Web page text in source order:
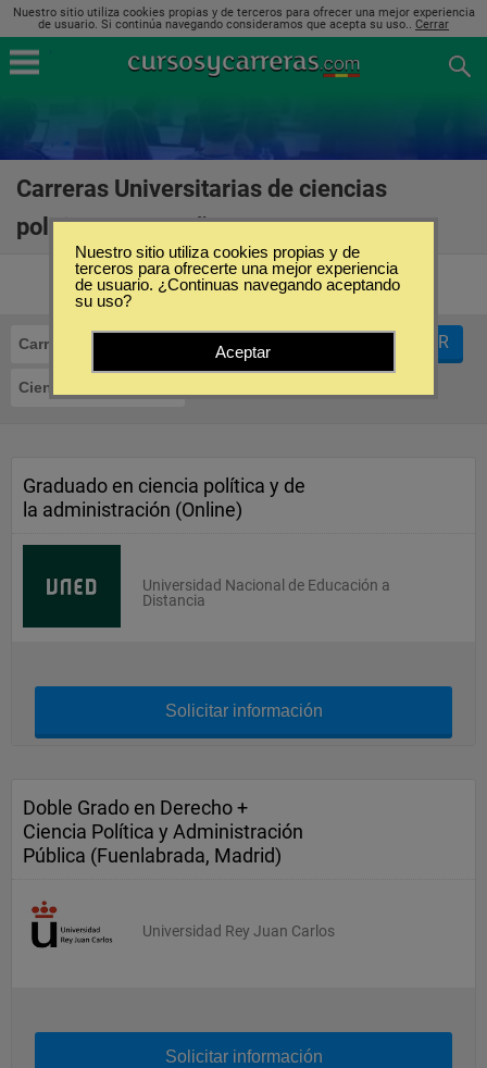
Nuestro sitio utiliza cookies propias y de terceros para ofrecer una mejor experiencia
de usuario. Si continúa navegando consideramos que acepta su uso.. Cerrar
Carreras Universitarias de ciencias
políticas en España
Carreras Universitarias
Ciencias Políticas
FILTRAR
Graduado en ciencia política y de
la administración (Online)
Universidad Nacional de Educación a
Distancia
Solicitar información
Doble Grado en Derecho +
Ciencia Política y Administración
Pública (Fuenlabrada, Madrid)
Universidad Rey Juan Carlos
Solicitar información
Nuestro sitio utiliza cookies propias y de
terceros para ofrecerte una mejor experiencia
de usuario. ¿Continuas navegando aceptando
su uso?
Aceptar